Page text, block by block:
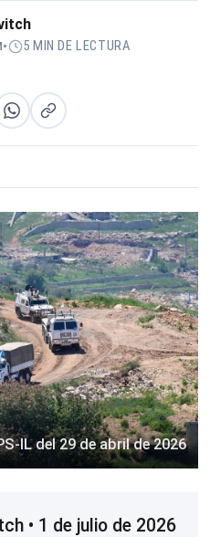
• 5 MIN DE LECTURA
X en LinkedIn
Compartir en WhatsApp
Copiar enlace
IL del 29 de abril de 2026
• 1 de julio de 2026